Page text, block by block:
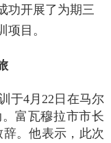
功开展了为期三
项目。
于4月22 日在马尔
富瓦穆拉市市长
。他表示，此次